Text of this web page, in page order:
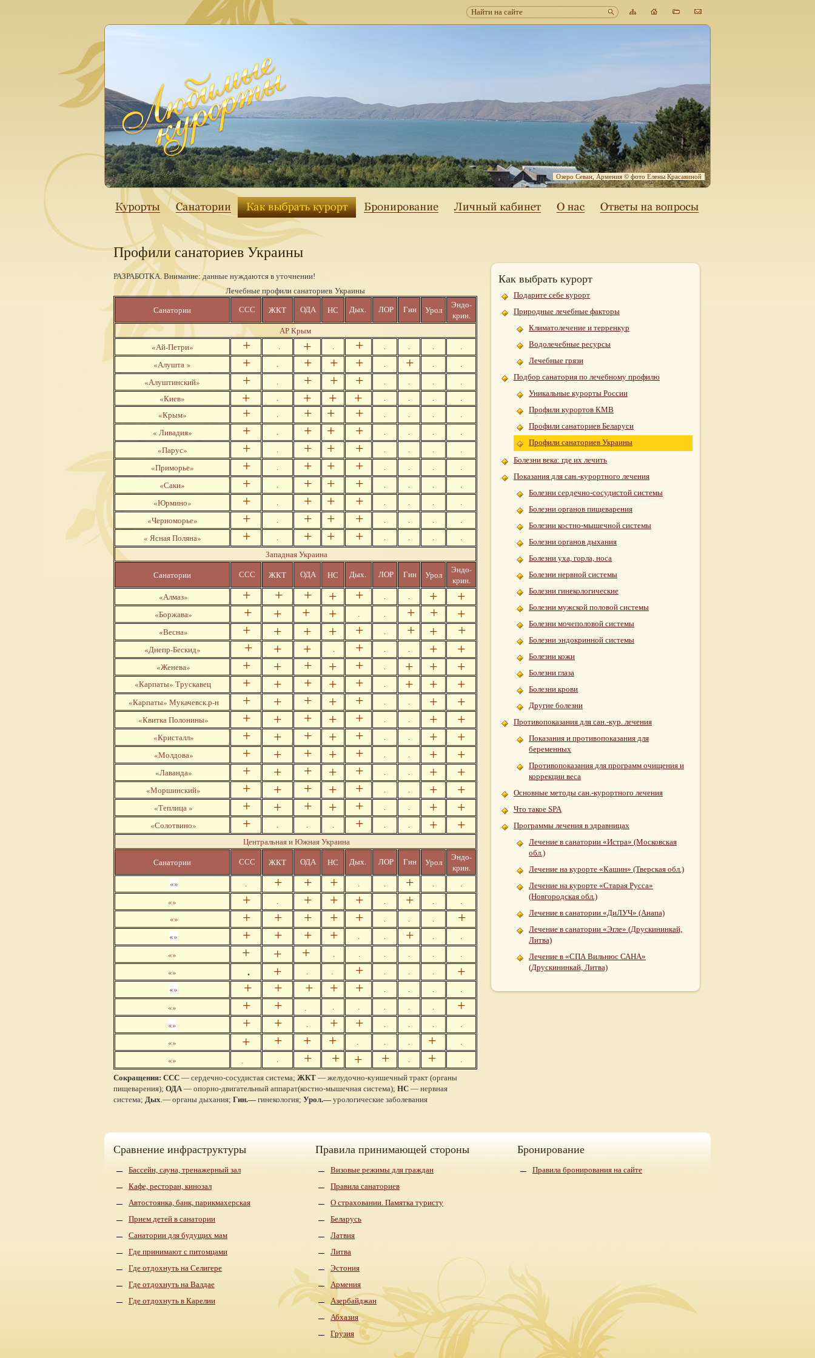
Озеро Севан, Армения © фото Елены Красавиной
Профили санаториев Украины
РАЗРАБОТКА. Внимание: данные нуждаются в уточнении!
Лечебные профили санаториев Украины
Санатории
ССС ЖКТ ОДА НС Дых. ЛОР Гин Урол
Эндо-
крин.
АР Крым
«Ай-Петри»
+ . + . + . . . .
«Алушта » + . + + + . + . .
«Алуштинский» + . + + + . . . .
«Киев» + . + + + . . . .
«Крым» + . + + + . . . .
« Ливадия» + . + + + . . . .
«Парус» + . + + + . . . .
«Приморье» + . + + + . . . .
«Саки» + . + + + . . . .
«Юрмино» + . + + + . . . .
«Черноморье» + . + + + . . . .
« Ясная Поляна» + . + + + . . . .
Западная Украина
Санатории
ССС ЖКТ ОДА НС Дых. ЛОР Гин Урол
Эндо-
крин.
«Алмаз»
+ + + + + . . + +
«Боржава» + + + + . . + + +
«Весна» + + + + + . + + +
«Днепр-Бескид» + + + . + . . + +
«Женева» + + + + + . + + +
«Карпаты» Трускавец + + + + + . + + +
«Карпаты» Мукачевск.р-н + + + + + . . + +
«Квитка Полонины» + + + + + . . + +
«Кристалл» + + + + + . . + +
«Молдова» + + + + + . . + +
«Лаванда» + + + + + . . + +
«Моршинский» + + + + + . . + +
«Теплица » + + + + + . . + +
«Солотвино» + . . . + . . + +
Центральная и Южная Украина
Санатории
ССС ЖКТ ОДА НС Дых. ЛОР Гин Урол
Эндо-
крин.
«»
. + + + . . + . .
«» + . + + + . + . .
«» + + + + + . . . +
«» + + + + . . + . .
«» + + + . . . . . .
«» . + . . + . . . +
«» + + + + + . . . .
«» + + . . . . . . +
«» + + . + + . . . .
«» + + + + . . . + .
«» . . + + + + . +
.
Сокращения: CCC — сердечно-сосудистая система; ЖКТ — желудочно-куишечный тракт (органы
пищеварения); ОДА— опорно-двигательный аппарат(костно-мышечная система); НС — нервная
система; Дых.— органы дыхания; Гин.— гинекология; Урол.— урологические заболевания
Как выбрать курорт
Подарите себе курорт
Природные лечебные факторы
Климатолечение и терренкур
Водолечебные ресурсы
Лечебные грязи
Подбор санатория по лечебному профилю
Уникальные курорты России
Профили курортов КМВ
Профили санаториев Беларуси
Профили санаториев Украины
Болезни века: где их лечить
Показания для сан.-курортного лечения
Болезни сердечно-сосудистой системы
Болезни органов пищеварения
Болезни костно-мышечной системы
Болезни органов дыхания
Болезни уха, горла, носа
Болезни нервной системы
Болезни гинекологические
Болезни мужской половой системы
Болезни мочеполовой системы
Болезни эндокринной системы
Болезни кожи
Болезни глаза
Болезни крови
Другие болезни
Противопоказания для сан.-кур. лечения
Показания и противопоказания для
беременных
Противопоказания для программ очищения и
коррекции веса
Основные методы сан.-курортного лечения
Что такое SPA
Программы лечения в здравницах
Лечение в санатории «Истра» (Московская
обл.)
Лечение на курорте «Кашин» (Тверская обл.)
Лечение на курорте «Старая Русса»
(Новгородская обл.)
Лечение в санатории «ДиЛУЧ» (Анапа)
Лечение в санатории «Эгле» (Друскининкай,
Литва)
Лечение в «СПА Вильнюс САНА»
(Друскининкай, Литва)
Сравнение инфраструктуры
Бассейн, сауна, тренажерный зал
Кафе, ресторан, кинозал
Автостоянка, банк, парикмахерская
Прием детей в санатории
Санатории для будущих мам
Где принимают с питомцами
Где отдохнуть на Селигере
Где отдохнуть на Валдае
Где отдохнуть в Карелии
Правила принимающей стороны
Визовые режимы для граждан
Правила санаториев
О страховании. Памятка туристу
Беларусь
Латвия
Литва
Эстония
Армения
Азербайджан
Абхазия
Грузия
Бронирование
Правила бронирования на сайте